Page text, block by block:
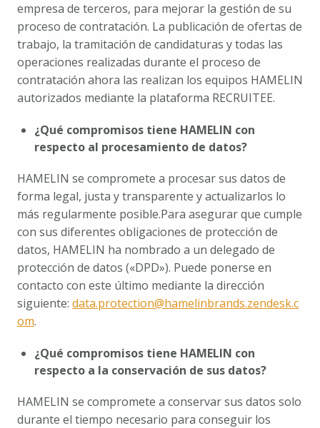
empresa de terceros, para mejorar la gestión de su
proceso de contratación. La publicación de ofertas de
trabajo, la tramitación de candidaturas y todas las
operaciones realizadas durante el proceso de
contratación ahora las realizan los equipos HAMELIN
autorizados mediante la plataforma RECRUITEE.
¿Qué compromisos tiene HAMELIN con
respecto al procesamiento de datos?
HAMELIN se compromete a procesar sus datos de
forma legal, justa y transparente y actualizarlos lo
más regularmente posible.Para asegurar que cumple
con sus diferentes obligaciones de protección de
datos, HAMELIN ha nombrado a un delegado de
protección de datos («DPD»). Puede ponerse en
contacto con este último mediante la dirección
siguiente: data.protection@hamelinbrands.zendesk.c
om.
¿Qué compromisos tiene HAMELIN con
respecto a la conservación de sus datos?
HAMELIN se compromete a conservar sus datos solo
durante el tiempo necesario para conseguir los